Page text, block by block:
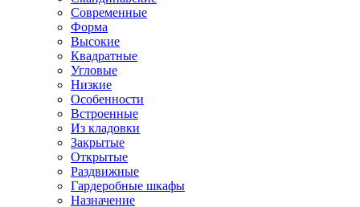
Современные
Форма
Высокие
Квадратные
Угловые
Низкие
Особенности
Встроенные
Из кладовки
Закрытые
Открытые
Раздвижные
Гардеробные шкафы
Назначение